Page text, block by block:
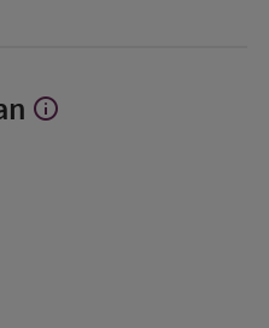
Visa
info